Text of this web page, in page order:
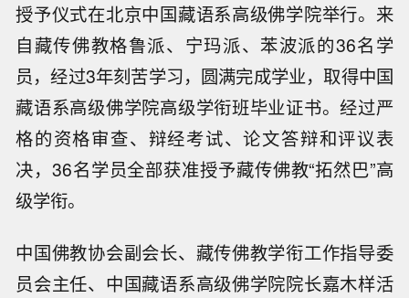
授予仪式在北京中国藏语系高级佛学院举行。来
自藏传佛教格鲁派、宁玛派、苯波派的36名学
员，经过3年刻苦学习，圆满完成学业，取得中国
藏语系高级佛学院高级学衔班毕业证书。经过严
格的资格审查、辩经考试、论文答辩和评议表
决，36名学员全部获准授予藏传佛教“拓然巴”高
级学衔。
中国佛教协会副会长、藏传佛教学衔工作指导委
员会主任、中国藏语系高级佛学院院长嘉木样活